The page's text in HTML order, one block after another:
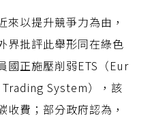
來以提升競爭力為由，
界批評此舉形同在綠色
國正施壓削弱ETS（Eur
System），該
費；部分政府認為，